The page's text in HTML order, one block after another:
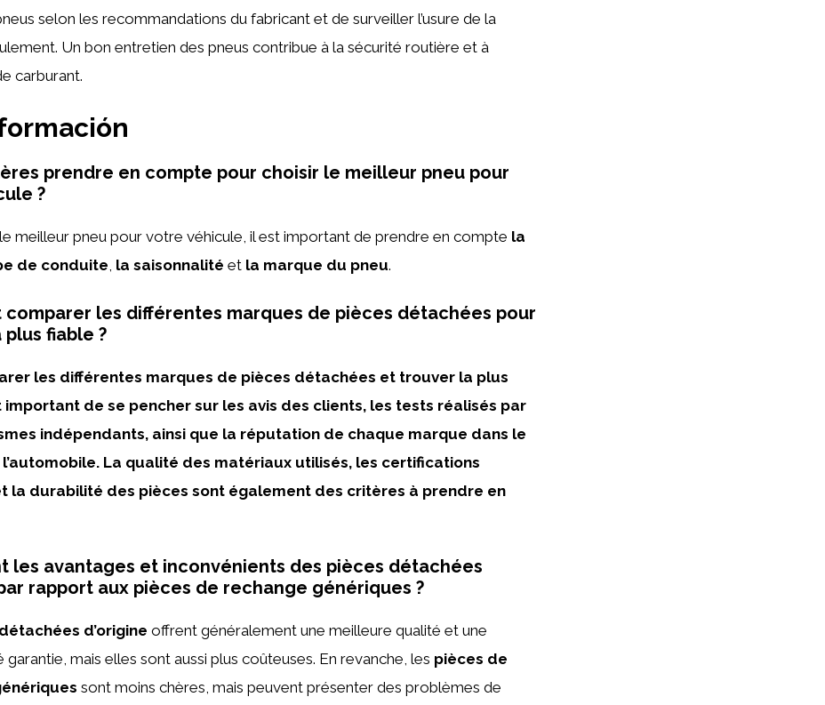
selon les recommandations du fabricant et de surveiller l’usure de la
Un bon entretien des pneus contribue à la sécurité routière et à
carburant.
prendre en compte pour choisir le meilleur pneu pour
?
meilleur pneu pour votre véhicule, il est important de prendre en compte la
de conduite, la saisonnalité et la marque du pneu.
comparer les différentes marques de pièces détachées pour
fiable ?
les différentes marques de pièces détachées et trouver la plus
important de se pencher sur les avis des clients, les tests réalisés par
indépendants, ainsi que la réputation de chaque marque dans le
La qualité des matériaux utilisés, les certifications
la durabilité des pièces sont également des critères à prendre en
les avantages et inconvénients des pièces détachées
rapport aux pièces de rechange génériques ?
d’origine offrent généralement une meilleure qualité et une
mais elles sont aussi plus coûteuses. En revanche, les pièces de
sont moins chères, mais peuvent présenter des problèmes de